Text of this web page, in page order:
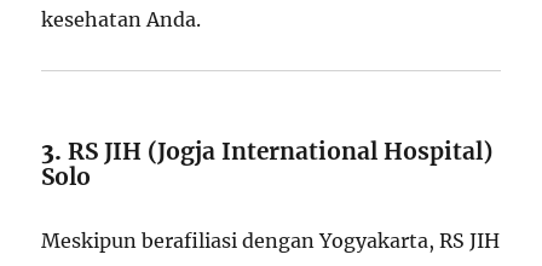
kesehatan Anda.
3.RS JIH (Jogja International Hospital)
Solo
Meskipun berafiliasi dengan Yogyakarta, RS JIH